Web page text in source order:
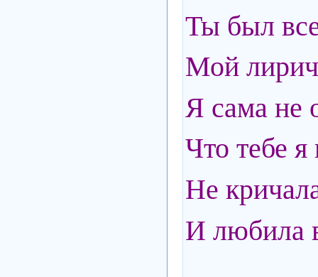
Ты был
Мой
Я сама не
Что тебе
Не
И любила